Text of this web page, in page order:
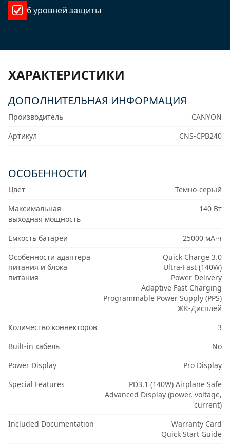
6 уровней защиты
ХАРАКТЕРИСТИКИ
ДОПОЛНИТЕЛЬНАЯ ИНФОРМАЦИЯ
Производитель
CANYON
Артикул
CNS-CPB240
ОСОБЕННОСТИ
Цвет
Тёмно-серый
Максимальная
выходная мощность
140 Вт
Емкость батареи
25000 мА·ч
Особенности адаптера
питания и блока
питания
Quick Charge 3.0
Ultra-Fast (140W)
Power Delivery
Adaptive Fast Charging
Programmable Power Supply (PPS)
ЖК-Дисплей
Количество коннекторов
3
Built-in кабель
No
Power Display
Pro Display
Special Features
PD3.1 (140W) Airplane Safe
Advanced Display (power, voltage,
current)
Included Documentation
Warranty Card
Quick Start Guide